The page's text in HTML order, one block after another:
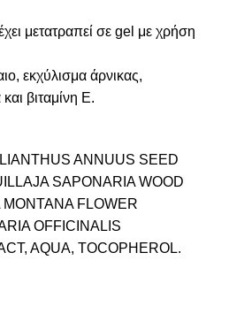
μετατραπεί σε gel με χρήση
εκχύλισμα άρνικας,
βιταμίνη Ε.
ANNUUS SEED
SAPONARIA WOOD
FLOWER
OFFICINALIS
AQUA, TOCOPHEROL.